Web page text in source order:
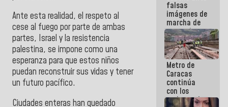
Ante esta realidad, el respeto al
cese al fuego por parte de ambas
partes, Israel y la resistencia
palestina, se impone como una
esperanza para que estos niños
puedan reconstruir sus vidas y tener
un futuro pacífico.
Ciudades enteras han quedado
falsas
imágenes de
marcha de
extremistas:
Son unos
coberos,
viven de la
mentira
Metro de
Caracas
continúa
con los
trabajos de